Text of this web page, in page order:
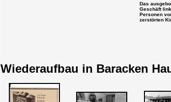
Das
Geschäft
Personen
zerstörten
Wiederaufbau in Baracken